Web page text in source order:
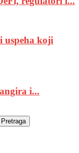
uspeha koji
i...